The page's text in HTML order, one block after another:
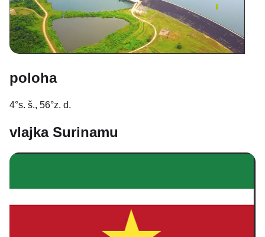
poloha
4°s. š., 56°z. d.
vlajka Surinamu